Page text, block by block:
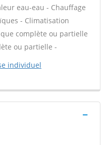
eau-eau - Chauffage
- Climatisation
complète ou partielle
ou partielle -
individuel